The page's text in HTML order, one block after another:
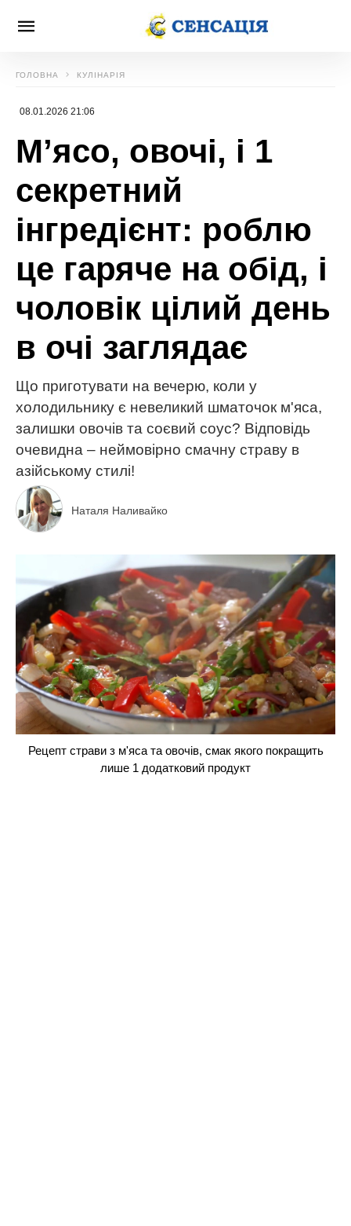
ГОЛОВНА КУЛІНАРІЯ
08.01.2026 21:06
М’ясо, овочі, і 1
секретний
інгредієнт: роблю
це гаряче на обід, і
чоловік цілий день
в очі заглядає
Що приготувати на вечерю, коли у
холодильнику є невеликий шматочок м'яса,
залишки овочів та соєвий соус? Відповідь
очевидна – неймовірно смачну страву в
азійському стилі!
Наталя Наливайко
Рецепт страви з м'яса та овочів, смак якого покращить
лише 1 додатковий продукт